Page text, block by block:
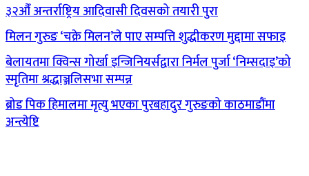
३२औँ अन्तर्राष्ट्रिय आदिवासी दिवसको तयारी पुरा
मिलन गुरुङ ‘चक्रे मिलन’ले पाए सम्पत्ति शुद्धीकरण मुद्दामा सफाइ
बेलायतमा क्विन्स गोर्खा इन्जिनियर्सद्वारा निर्मल पुर्जा ‘निम्सदाइ’को
स्मृतिमा श्रद्धाञ्जलिसभा सम्पन्न
ब्रोड पिक हिमालमा मृत्यु भएका पुरबहादुर गुरुङको काठमाडौंमा
अन्त्येष्टि